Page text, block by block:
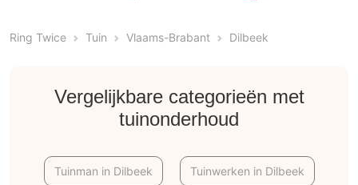
Ring Twice Tuin Vlaams-Brabant Dilbeek
Vergelijkbare categorieën met
tuinonderhoud
Tuinman in Dilbeek Tuinwerken in Dilbeek